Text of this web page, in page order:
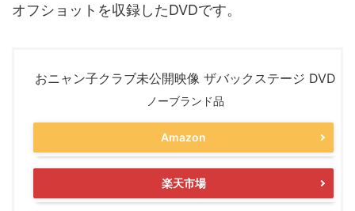
オフショットを収録したDVDです。
おニャン子クラブ未公開映像 ザバックステージ DVD
ノーブランド品
Amazon
楽天市場